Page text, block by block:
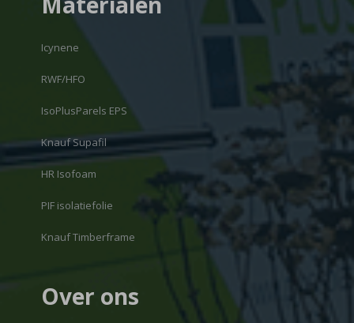
Icynene
RWF/HFO
IsoPlusParels EPS
Knauf Supafil
HR Isofoam
PIF isolatiefolie
Knauf Timberframe
Over ons